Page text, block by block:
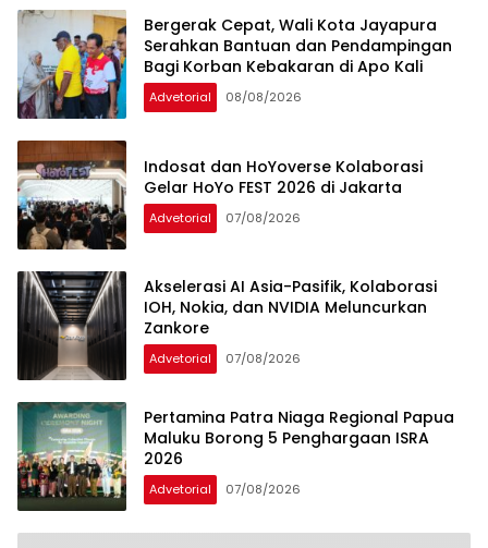
Bergerak Cepat, Wali Kota Jayapura
Serahkan Bantuan dan Pendampingan
Bagi Korban Kebakaran di Apo Kali
Advetorial 08/08/2026
Indosat dan HoYoverse Kolaborasi
Gelar HoYo FEST 2026 di Jakarta
Advetorial 07/08/2026
Akselerasi AI Asia-Pasifik, Kolaborasi
IOH, Nokia, dan NVIDIA Meluncurkan
Zankore
Advetorial 07/08/2026
Pertamina Patra Niaga Regional Papua
Maluku Borong 5 Penghargaan ISRA
2026
Advetorial 07/08/2026